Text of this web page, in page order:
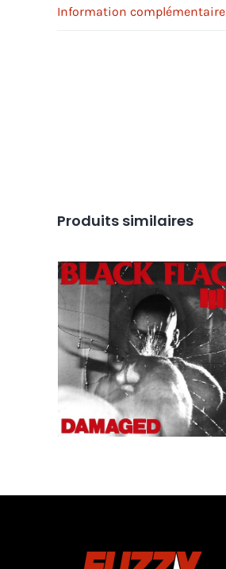
Information complémentaire
Produits similaires
Black Flag – Damaged LP
_ Neuf / New
Ajouter au
panier
Détails